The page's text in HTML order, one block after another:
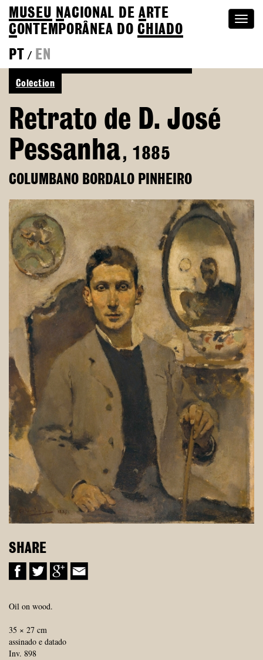
MUSEU NACIONAL DEA RTE
CONTEMPORÂNEA DOCHIADO
PT
/ EN
Colection
Retrato de D. José
Pessanha, 1885
COLUMBANO BORDALO PINHEIRO
SHARE
Oil on wood.
35 × 27 cm
assinado e datado
Inv. 898